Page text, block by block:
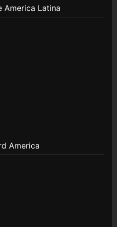
America Latina
America